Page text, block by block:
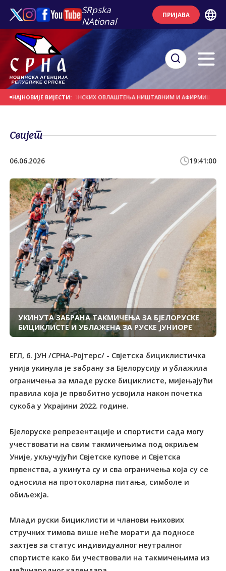
SRpska
NAtional
ПРИЈАВА
НАЈНОВИЈЕ ВИЈЕСТИ:
ПРОГЛАШЕЊЕ БОНСКИХ ОВЛАШТЕЊА НИШТАВНИМ И АФИРМИШУ ПРАВО
Свијет
06.06.2026 19:41:00
УКИНУТА ЗАБРАНА ТАКМИЧЕЊА ЗА БЈЕЛОРУСКЕ
БИЦИКЛИСТЕ И УБЛАЖЕНА ЗА РУСКЕ ЈУНИОРЕ
ЕГЛ, 6. ЈУН /СРНА-Ројтерс/ - Свјетска бициклистичка
унија укинула је забрану за Бјелорусију и ублажила
ограничења за младе руске бициклисте, мијењајући
правила која је првобитно усвојила након почетка
сукоба у Украјини 2022. године.
Бјелоруске репрезентације и спортисти сада могу
учествовати на свим такмичењима под окриљем
Уније, укључујући Свјетске купове и Свјетска
првенства, а укинута су и сва ограничења која су се
односила на протоколарна питања, симболе и
обиљежја.
Млади руски бициклисти и чланови њихових
стручних тимова више неће морати да подносе
захтјев за статус индивидуалног неутралног
спортисте како би учествовали на такмичењима из